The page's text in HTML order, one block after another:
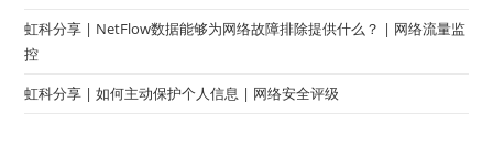
虹科分享 | NetFlow数据能够为网络故障排除提供什么？ | 网络流量监
控
虹科分享 | 如何主动保护个人信息 | 网络安全评级